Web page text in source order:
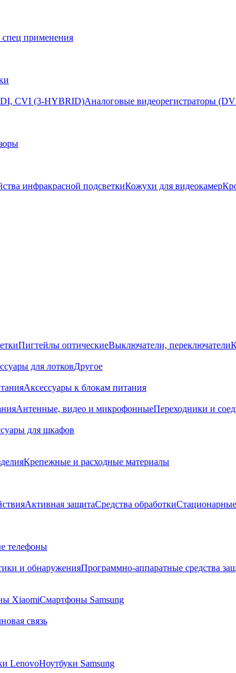
применения
CVI (3-HYBRID)Аналоговые видеорегистраторы
инфракрасной подсветкиКожухи для видеокамер
Пигтейлы оптическиеВыключатели, переключатели
для лотковДругое
Аксессуары к блокам питания
Антенные, видео и микрофонныеПереходники и
для шкафов
Крепежные и расходные материалы
Активная защитаСредства обработки
телефоны
и обнаруженияПрограммно-аппаратные средства
XiaomiСмартфоны Samsung
связь
LenovoНоутбуки Samsung